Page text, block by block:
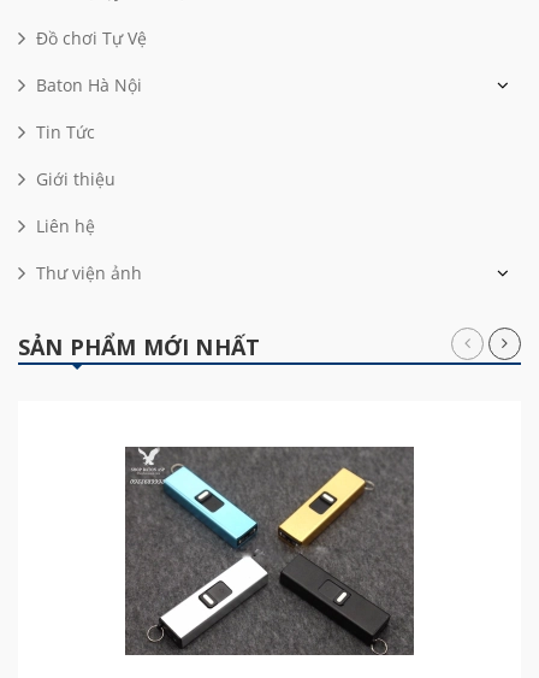
Đồ chơi Tự Vệ
Baton Hà Nội
Tin Tức
Giới thiệu
Liên hệ
Thư viện ảnh
SẢN PHẨM MỚI NHẤT